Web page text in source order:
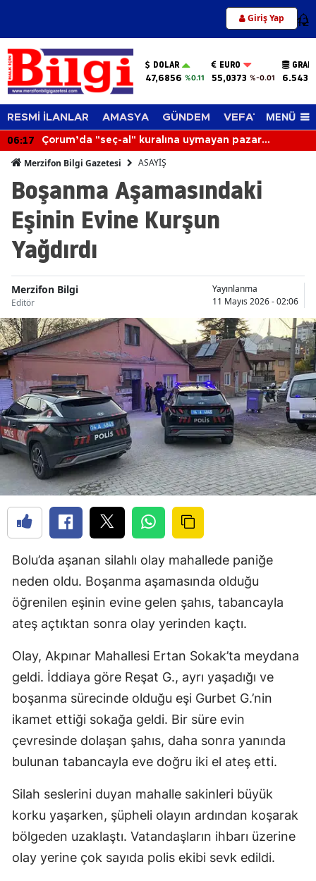
Giriş Yap 12
DOLAR
47,6856 %0.11
EURO
55,0373 %-0.01
RESMİ İLANLAR AMASYA GÜNDEM VEFAT EDENLER
MENÜ
06:17
Çorum’da "seç-al" kuralına uymayan pazar
Merzifon Bilgi Gazetesi ASAYİŞ
Boşanma Aşamasındaki
Eşinin Evine Kurşun
Yağdırdı
Merzifon Bilgi
Editör
Yayınlanma
11 Mayıs 2026 - 02:06
Bolu’da aşanan silahlı olay mahallede paniğe
neden oldu. Boşanma aşamasında olduğu
öğrenilen eşinin evine gelen şahıs, tabancayla
ateş açtıktan sonra olay yerinden kaçtı.
Olay, Akpınar Mahallesi Ertan Sokak’ta meydana
geldi. İddiaya göre Reşat G., ayrı yaşadığı ve
boşanma sürecinde olduğu eşi Gurbet G.’nin
ikamet ettiği sokağa geldi. Bir süre evin
çevresinde dolaşan şahıs, daha sonra yanında
bulunan tabancayla eve doğru iki el ateş etti.
Silah seslerini duyan mahalle sakinleri büyük
korku yaşarken, şüpheli olayın ardından koşarak
bölgeden uzaklaştı. Vatandaşların ihbarı üzerine
olay yerine çok sayıda polis ekibi sevk edildi.